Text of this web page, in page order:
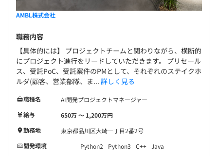
AMBL株式会社
職務内容
【具体的には】 プロジェクトチームと関わりながら、横断的
にプロジェクト進行をリードしていただきます。 プリセール
ス、受託PoC、受託案件のPMとして、それぞれのステイクホ
ルダ(顧客、営業部隊、ま... 詳しく見る
職種名
AI開発プロジェクトマネージャー
給与
650万 〜 1,200万円
勤務地
東京都品川区大崎一丁目2番2号
開発環境
Python2 Python3 C++ Java